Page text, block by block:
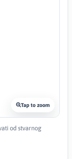
Tap to zoom
od stvarnog